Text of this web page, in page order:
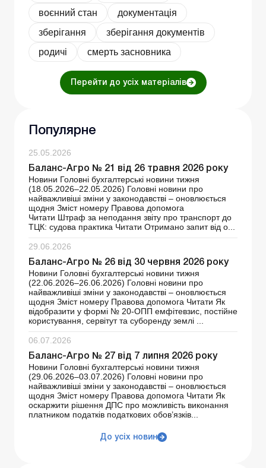
воєнний стан
документація
зберігання
зберігання документів
родичі
смерть засновника
Перейти до усіх матеріалів
Популярне
25.05.2026
Баланс-Агро № 21 від 26 травня 2026 року
Новини Головні бухгалтерські новини тижня
(18.05.2026–22.05.2026) Головні новини про
найважливіші зміни у законодавстві – оновлюється
щодня Зміст номеру Правова допомога
Читати Штраф за неподання звіту про транспорт до
ТЦК: судова практика Читати Отримано запит від о...
29.06.2026
Баланс-Агро № 26 від 30 червня 2026 року
Новини Головні бухгалтерські новини тижня
(22.06.2026–26.06.2026) Головні новини про
найважливіші зміни у законодавстві – оновлюється
щодня Зміст номеру Правова допомога Читати Як
відобразити у формі № 20-ОПП емфітевзис, постійне
користування, сервітут та суборенду землі ...
06.07.2026
Баланс-Агро № 27 від 7 липня 2026 року
Новини Головні бухгалтерські новини тижня
(29.06.2026–03.07.2026) Головні новини про
найважливіші зміни у законодавстві – оновлюється
щодня Зміст номеру Правова допомога Читати Як
оскаржити рішення ДПС про можливість виконання
платником податків податкових обов’язків...
До усіх новин